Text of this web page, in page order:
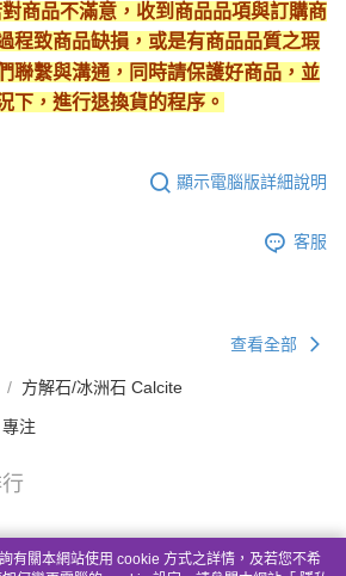
商品不滿意，收到商品品項與訂購商
程致商品缺損，或是有商品品質之瑕
聯繫與溝通，同時請保護好商品，並
下，進行退換貨的程序。
顯示電腦版詳細說明
客服
查看全部
方解石/冰洲石 Calcite
注
有關本網站使用 cookie 方式之詳情，及若您不希